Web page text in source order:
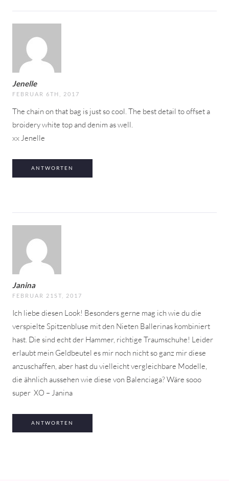
Jenelle
FEBRUAR 6TH, 2017
The chain on that bag is just so cool. The best detail to offset a
broidery white top and denim as well.
xx Jenelle
ANTWORTEN
Janina
FEBRUAR 21ST, 2017
Ich liebe diesen Look! Besonders gerne mag ich wie du die
verspielte Spitzenbluse mit den Nieten Ballerinas kombiniert
hast. Die sind echt der Hammer, richtige Traumschuhe! Leider
erlaubt mein Geldbeutel es mir noch nicht so ganz mir diese
anzuschaffen, aber hast du vielleicht vergleichbare Modelle,
die ähnlich aussehen wie diese von Balenciaga? Wäre sooo
super XO – Janina
ANTWORTEN